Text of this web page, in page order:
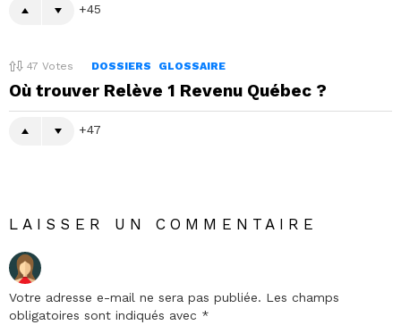
45
47 Votes DOSSIERS GLOSSAIRE
Où trouver Relève 1 Revenu Québec ?
47
LAISSER UN COMMENTAIRE
Votre adresse e-mail ne sera pas publiée. Les champs
obligatoires sont indiqués avec *